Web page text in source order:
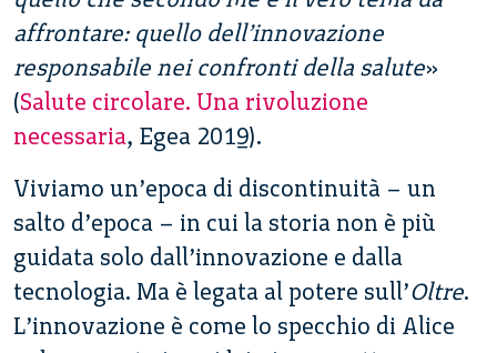
affrontare: quello dell’innovazione
responsabile nei confronti della salute»
(Salute circolare. Una rivoluzione
necessaria, Egea 2019).
Viviamo un’epoca di discontinuità – un
salto d’epoca – in cui la storia non è più
guidata solo dall’innovazione e dalla
tecnologia. Ma è legata al potere sull’Oltre.
L’innovazione è come lo specchio di Alice